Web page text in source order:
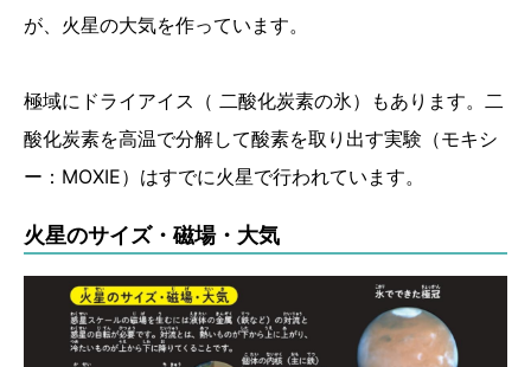
が、火星の大気を作っています。
極域にドライアイス（ 二酸化炭素の氷）もあります。二
酸化炭素を高温で分解して酸素を取り出す実験（モキシ
ー：MOXIE）はすでに火星で行われています。
火星のサイズ・磁場・大気